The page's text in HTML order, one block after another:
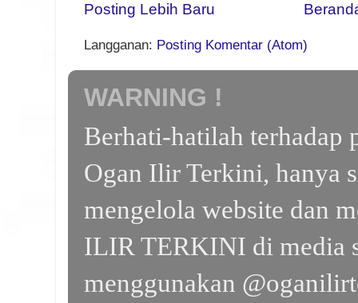
Posting Lebih Baru
Langganan: Posting Komentar (Atom)
WARNING !
Berhati-hatilah terhadap
Ogan Ilir Terkini, hanya
mengelola website dan
ILIR TERKINI di media
menggunakan